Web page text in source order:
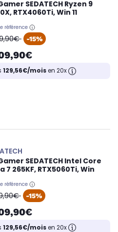
SEDATECH Ryzen 9
RTX4060Ti, Win 11
référence
-15%
129,56€/moisen 20x
SEDATECH Intel Core
7 265KF, RTX5060Ti, Win
référence
-15%
129,56€/moisen 20x